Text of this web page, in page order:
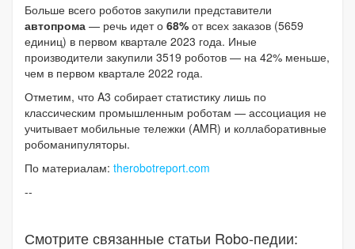
Больше всего роботов закупили представители
автопрома — речь идет о 68% от всех заказов (5659
единиц) в первом квартале 2023 года. Иные
производители закупили 3519 роботов — на 42% меньше,
чем в первом квартале 2022 года.
Отметим, что A3 собирает статистику лишь по
классическим промышленным роботам — ассоциация не
учитывает мобильные тележки (AMR) и коллаборативные
робоманипуляторы.
По материалам: therobotreport.com
--
Смотрите связанные статьи Robo-педии: